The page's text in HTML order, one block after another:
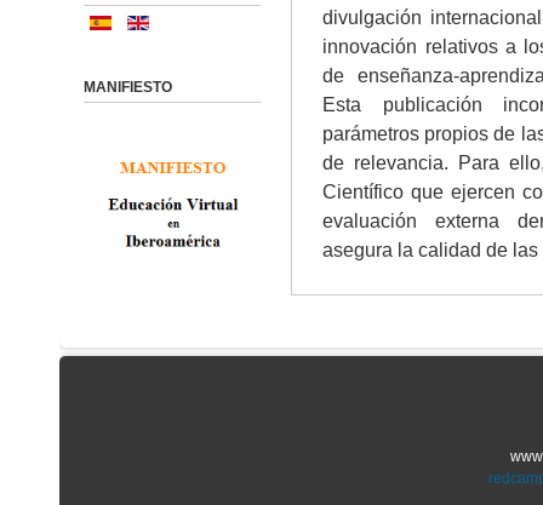
divulgación
innovación relativos a
de enseñanza-
Esta publicación
parámetros propios de
de relevancia. Para
Científico que ejercen
evaluación externa
asegura la calidad de
MANIFIESTO